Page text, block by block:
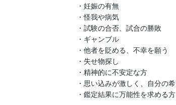
・妊娠の有無
・怪我や病気
・試験の合否、試合の勝敗
・ギャンブル
・他者を貶める、不幸を願う
・失せ物探し
・精神的に不安定な方
・思い込みが激しく、自分の
・鑑定結果に万能性を求める方